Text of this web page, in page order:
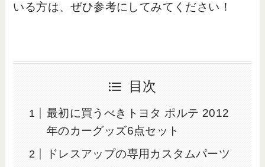
いる方は、ぜひ参考にしてみてください！
目次
最初に買うべきトヨタ ポルテ 2012
年のカーグッズ6点セット
ドレスアップの専用カスタムパーツ